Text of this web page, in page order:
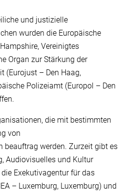
und justizielle
wurden die Europäische
Vereinigtes
Organ zur Stärkung der
(Eurojust – Den Haag,
Polizeiamt (Europol – Den
die mit bestimmten
von
beauftrag werden. Zurzeit gibt es
Audiovisuelles und Kultur
die Exekutivagentur für das
– Luxemburg, Luxemburg) und